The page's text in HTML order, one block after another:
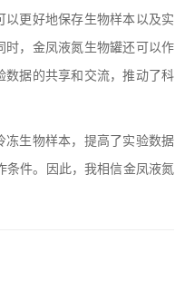
更好地保存生物样本以及实
时，金凤液氮生物罐还可以作
数据的共享和交流，推动了科
生物样本，提高了实验数据
条件。因此，我相信金凤液氮